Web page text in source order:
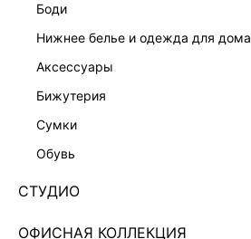
боди
нижнее белье и одежда для дома
аксессуары
бижутерия
сумки
обувь
СТУДИО
ОФИСНАЯ КОЛЛЕКЦИЯ
4 599 ₽-78%
ЦВЕТ:КОРИЧНЕВЫЙ